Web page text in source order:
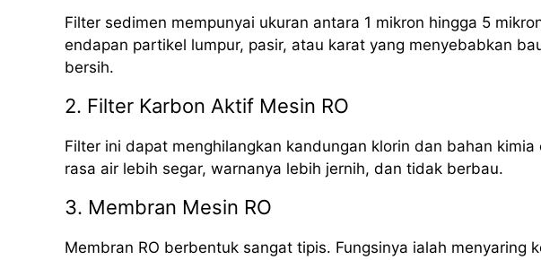
Filter sedimen mempunyai ukuran antara 1 mikron hingga 5
endapan partikel lumpur, pasir, atau karat yang menyebabkan
bersih.
2. Filter Karbon Aktif Mesin RO
Filter ini dapat menghilangkan kandungan klorin dan bahan
rasa air lebih segar, warnanya lebih jernih, dan tidak berbau.
3. Membran Mesin RO
Membran RO berbentuk sangat tipis. Fungsinya ialah menyaring